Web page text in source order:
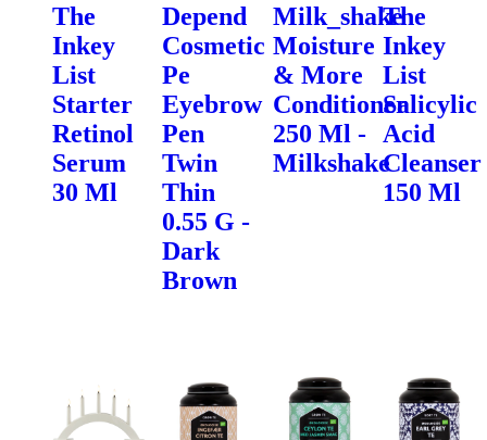
The
Inkey
List
Starter
Retinol
Serum
30 Ml
Depend
Cosmetic
Pe
Eyebrow
Pen
Twin
Thin
0.55 G -
Dark
Brown
Milk_shake
Moisture
& More
Conditioner
250 Ml -
Milkshake
The
Inkey
List
Salicylic
Acid
Cleanser
150 Ml